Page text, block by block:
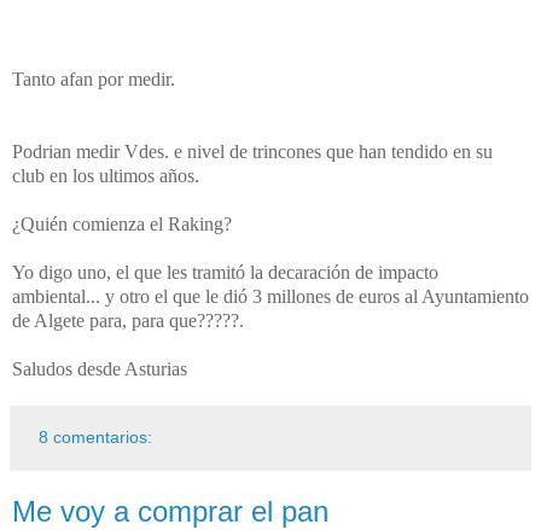
Tanto afan por medir.
Podrian medir Vdes. e nivel de trincones que han tendido en su
club en los ultimos años.
¿Quién comienza el Raking?
Yo digo uno, el que les tramitó la decaración de impacto
ambiental... y otro el que le dió 3 millones de euros al Ayuntamiento
de Algete para, para que?????.
Saludos desde Asturias
8 comentarios:
Me voy a comprar el pan